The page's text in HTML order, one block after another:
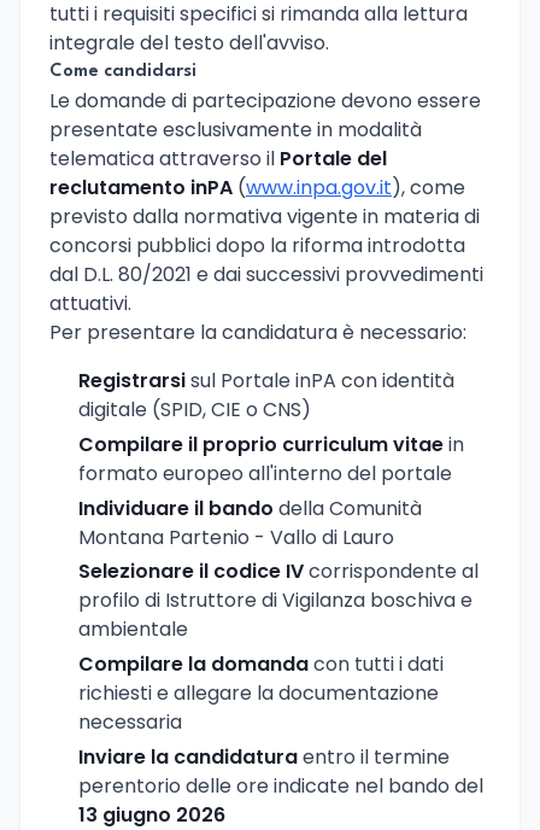
tutti i requisiti specifici si rimanda alla lettura
integrale del testo dell'avviso.
Come candidarsi
Le domande di partecipazione devono essere
presentate esclusivamente in modalità
telematica attraverso il Portale del
reclutamento inPA (www.inpa.gov.it), come
previsto dalla normativa vigente in materia di
concorsi pubblici dopo la riforma introdotta
dal D.L. 80/2021 e dai successivi provvedimenti
attuativi.
Per presentare la candidatura è necessario:
Registrarsisul Portale inPA con identità
digitale (SPID, CIE o CNS)
Compilare il proprio curriculum vitaein
formato europeo all'interno del portale
Individuare il bando della Comunità
Montana Partenio - Vallo di Lauro
Selezionare il codice IVcorrispondente al
profilo di Istruttore di Vigilanza boschiva e
ambientale
Compilare la domandacon tutti i dati
richiesti e allegare la documentazione
necessaria
Inviare la candidaturaentro il termine
perentorio delle ore indicate nel bando del
13 giugno 2026